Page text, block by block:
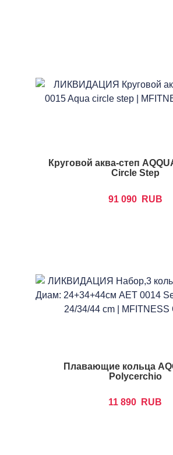
Круговой аква-степ
Circle Step
91 090 RUB
Плавающие кольца
Polycerchio
11 890 RUB